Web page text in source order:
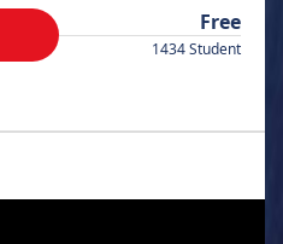
Free
1434 Student